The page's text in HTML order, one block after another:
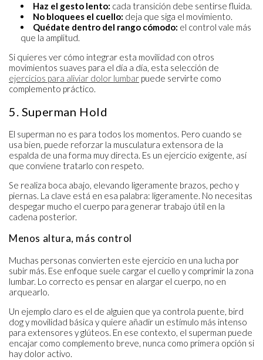
Haz el gesto lento: cada transición debe sentirse fluida.
No bloquees el cuello: deja que siga el movimiento.
Quédate dentro del rango cómodo: el control vale más
que la amplitud.
Si quieres ver cómo integrar esta movilidad con otros
movimientos suaves para el día a día, esta selección de
ejercicios para aliviar dolor lumbar puede servirte como
complemento práctico.
5. Superman Hold
El superman no es para todos los momentos. Pero cuando se
usa bien, puede reforzar la musculatura extensora de la
espalda de una forma muy directa. Es un ejercicio exigente, así
que conviene tratarlo con respeto.
Se realiza boca abajo, elevando ligeramente brazos, pecho y
piernas. La clave está en esa palabra: ligeramente. No necesitas
despegar mucho el cuerpo para generar trabajo útil en la
cadena posterior.
Menos altura, más control
Muchas personas convierten este ejercicio en una lucha por
subir más. Ese enfoque suele cargar el cuello y comprimir la zona
lumbar. Lo correcto es pensar en alargar el cuerpo, no en
arquearlo.
Un ejemplo claro es el de alguien que ya controla puente, bird
dog y movilidad básica y quiere añadir un estímulo más intenso
para extensores y glúteos. En ese contexto, el superman puede
encajar como complemento breve, nunca como primera opción si
hay dolor activo.